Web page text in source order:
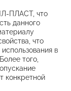
ПЛАСТ, что
данного
что
в
того,
конкретной